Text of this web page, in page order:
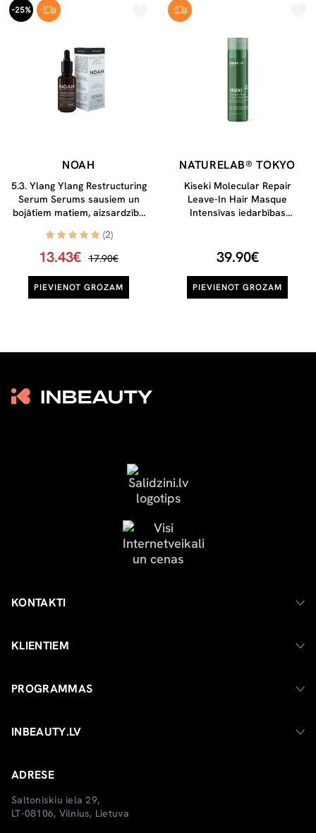
-25%
NOAH
5.3. Ylang Ylang Restructuring
Serum Serums sausiem un
bojātiem matiem, aizsardzība
(2)
13.43€ 17.90€
PIEVIENOT GROZAM
NATURELAB® TOKYO
Kiseki Molecular Repair
Leave-In Hair Masque
Intensīvas iedarbības
39.90€
PIEVIENOT GROZAM
KONTAKTI
KLIENTIEM
PROGRAMMAS
INBEAUTY.LV
ADRESE
Saltoniskiu iela 29,
LT-08106, Vilnius, Lietuva